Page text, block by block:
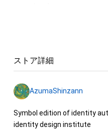
・アイテムの画像を使用し
アイテムに関する注意事項
ロゴ等を含みますがこれらに
権(著作権、特許権、実用新案
産権(それらの権利を取得し、
出願する権利を含みます。)を
ストア詳細
AzumaShinzann
Symbol edition of identity
identity design institute